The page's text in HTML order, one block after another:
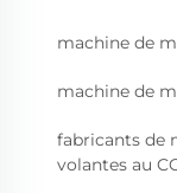
machine de
machine de
fabricants de
volantes au